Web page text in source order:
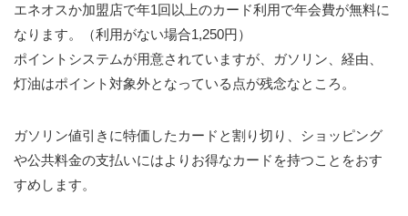
エネオスか加盟店で年1回以上のカード利用で年会費が無料に
なります。（利用がない場合1,250円）
ポイントシステムが用意されていますが、ガソリン、経由、
灯油はポイント対象外となっている点が残念なところ。
ガソリン値引きに特価したカードと割り切り、ショッピング
や公共料金の支払いにはよりお得なカードを持つことをおす
すめします。